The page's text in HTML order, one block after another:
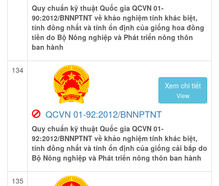
Quy chuẩn kỹ thuật Quốc gia QCVN 01-
90:2012/BNNPTNT về khảo nghiệm tính khác biệt,
tính đồng nhất và tính ổn định của giống hoa đồng
tiền do Bộ Nông nghiệp và Phát triển nông thôn
ban hành
134
QCVN 01-92:2012/BNNPTNT
Quy chuẩn kỹ thuật Quốc gia QCVN 01-
92:2012/BNNPTNT về khảo nghiệm tính khác biệt,
tính đồng nhất và tính ổn định của giống cải bắp do
Bộ Nông nghiệp và Phát triển nông thôn ban hành
Xem chi tiết
View
135